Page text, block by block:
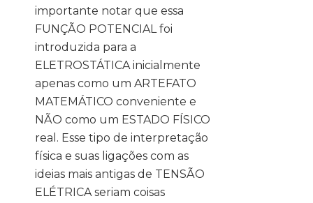
importante notar que essa
FUNÇÃO POTENCIAL foi
introduzida para a
ELETROSTÁTICA inicialmente
apenas como um ARTEFATO
MATEMÁTICO conveniente e
NÃO como um ESTADO FÍSICO
real. Esse tipo de interpretação
física e suas ligações com as
ideias mais antigas de TENSÃO
ELÉTRICA seriam coisas